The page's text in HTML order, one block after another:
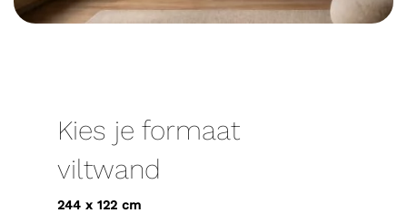
Kies je formaat
viltwand
244 x 122 cm